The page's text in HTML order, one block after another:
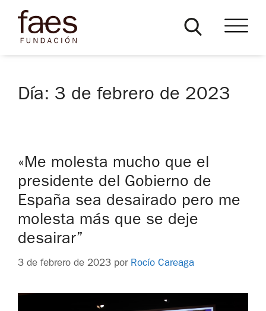
Día: 3 de febrero de 2023
«Me molesta mucho que el
presidente del Gobierno de
España sea desairado pero me
molesta más que se deje
desairar”
3 de febrero de 2023 por Rocío Careaga